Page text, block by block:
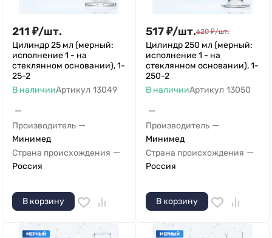
211 ₽/шт.
Цилиндр 25 мл (мерный:
исполнение 1 - на
стеклянном основании), 1-
25-2
В наличииАртикул 13049
—
Производитель —
Минимед
Страна происхождения —
Россия
В корзину
517₽/шт.620 ₽/шт.
Цилиндр 250 мл (мерный:
исполнение 1 - на
стеклянном основании), 1-
250-2
В наличииАртикул 13050
—
Производитель —
Минимед
Страна происхождения —
Россия
В корзину